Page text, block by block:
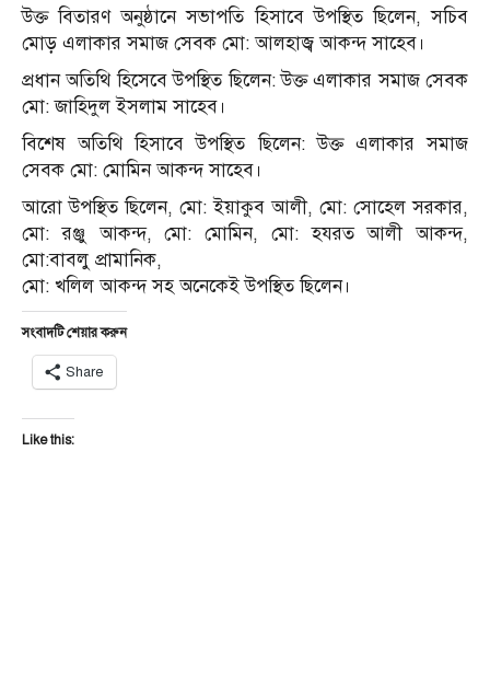
উক্ত বিতারণ অনুষ্ঠানে সভাপতি হিসাবে উপস্থিত ছিলেন, সচিব
মোড় এলাকার সমাজ সেবক মো: আলহাজ্ব আকন্দ সাহেব।
প্রধান অতিথি হিসেবে উপস্থিত ছিলেন: উক্ত এলাকার সমাজ সেবক
মো: জাহিদুল ইসলাম সাহেব।
বিশেষ অতিথি হিসাবে উপস্থিত ছিলেন: উক্ত এলাকার সমাজ
সেবক মো: মোমিন আকন্দ সাহেব।
আরো উপস্থিত ছিলেন, মো: ইয়াকুব আলী, মো: সোহেল সরকার,
মো: রঞ্জু আকন্দ, মো: মোমিন, মো: হযরত আলী আকন্দ,
মো:বাবলু প্রামানিক,
মো: খলিল আকন্দ সহ অনেকেই উপস্থিত ছিলেন।
সংবাদটি শেয়ার করুন
Share
Like this: